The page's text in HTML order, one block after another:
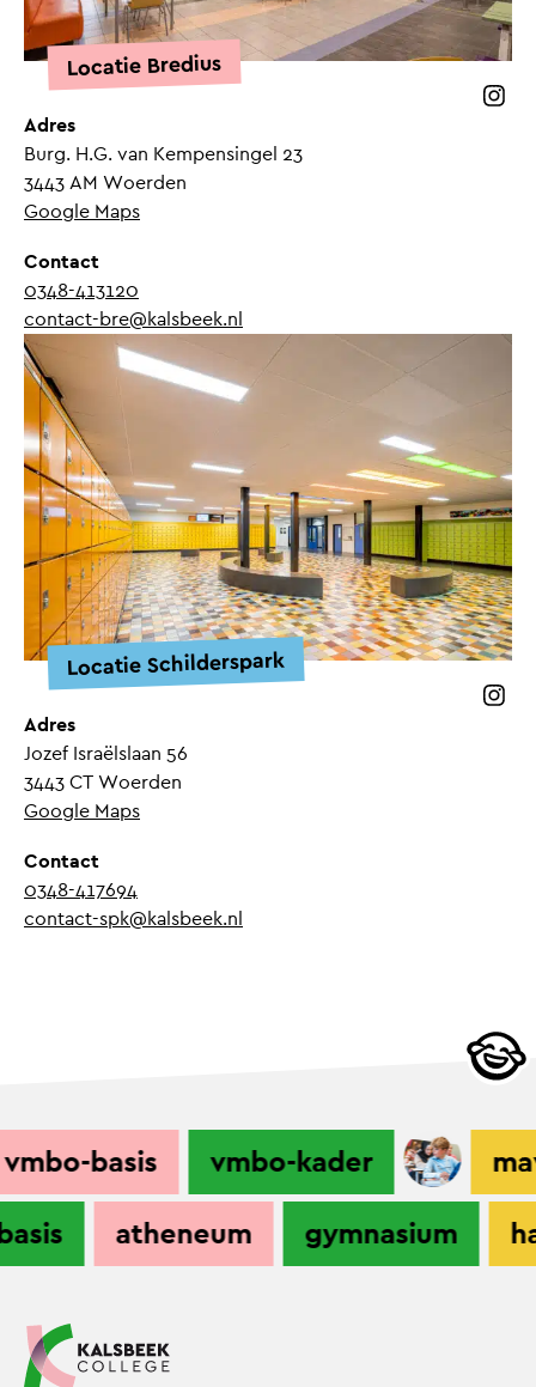
Volg
Adres
Burg. H.G. van Kempensingel 23
3443 AM Woerden
Google Maps
Contact
0348-413120
contact-bre@kalsbeek.nl
Locatie Bredius
Volg
Adres
Jozef Israëlslaan 56
3443 CT Woerden
Google Maps
Contact
0348-417694
contact-spk@kalsbeek.nl
Locatie Schilderspark
basis vmbo-kader
atheneum gymnasium